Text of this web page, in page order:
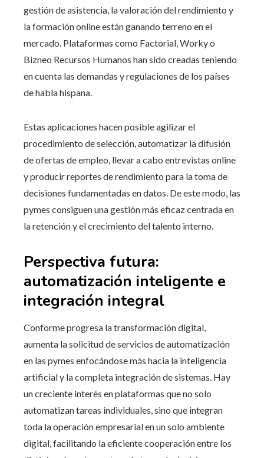
gestión de asistencia, la valoración del rendimiento y
la formación online están ganando terreno en el
mercado. Plataformas como Factorial, Worky o
Bizneo Recursos Humanos han sido creadas teniendo
en cuenta las demandas y regulaciones de los países
de habla hispana.
Estas aplicaciones hacen posible agilizar el
procedimiento de selección, automatizar la difusión
de ofertas de empleo, llevar a cabo entrevistas online
y producir reportes de rendimiento para la toma de
decisiones fundamentadas en datos. De este modo, las
pymes consiguen una gestión más eficaz centrada en
la retención y el crecimiento del talento interno.
Perspectiva futura:
automatización inteligente e
integración integral
Conforme progresa la transformación digital,
aumenta la solicitud de servicios de automatización
en las pymes enfocándose más hacia la inteligencia
artificial y la completa integración de sistemas. Hay
un creciente interés en plataformas que no solo
automatizan tareas individuales, sino que integran
toda la operación empresarial en un solo ambiente
digital, facilitando la eficiente cooperación entre los